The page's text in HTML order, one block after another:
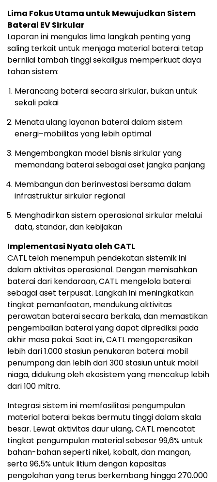
Lima Fokus Utama untuk Mewujudkan Sistem
Baterai EV Sirkular
Laporan ini mengulas lima langkah penting yang
saling terkait untuk menjaga material baterai tetap
bernilai tambah tinggi sekaligus memperkuat daya
tahan sistem:
Merancang baterai secara sirkular, bukan untuk
sekali pakai
Menata ulang layanan baterai dalam sistem
energi–mobilitas yang lebih optimal
Mengembangkan model bisnis sirkular yang
memandang baterai sebagai aset jangka panjang
Membangun dan berinvestasi bersama dalam
infrastruktur sirkular regional
Menghadirkan sistem operasional sirkular melalui
data, standar, dan kebijakan
Implementasi Nyata oleh CATL
CATL telah menempuh pendekatan sistemik ini
dalam aktivitas operasional. Dengan memisahkan
baterai dari kendaraan, CATL mengelola baterai
sebagai aset terpusat. Langkah ini meningkatkan
tingkat pemanfaatan, mendukung aktivitas
perawatan baterai secara berkala, dan memastikan
pengembalian baterai yang dapat diprediksi pada
akhir masa pakai. Saat ini, CATL mengoperasikan
lebih dari 1.000 stasiun penukaran baterai mobil
penumpang dan lebih dari 300 stasiun untuk mobil
niaga, didukung oleh ekosistem yang mencakup lebih
dari 100 mitra.
Integrasi sistem ini memfasilitasi pengumpulan
material baterai bekas bermutu tinggi dalam skala
besar. Lewat aktivitas daur ulang, CATL mencatat
tingkat pengumpulan material sebesar 99,6% untuk
bahan-bahan seperti nikel, kobalt, dan mangan,
serta 96,5% untuk litium dengan kapasitas
pengolahan yang terus berkembang hingga 270.000